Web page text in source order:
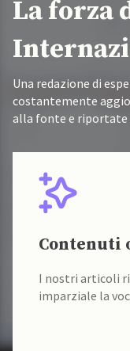
La forza
Una redazione di
costantemente
alla fonte e
Fonti
I nostri
da un team di